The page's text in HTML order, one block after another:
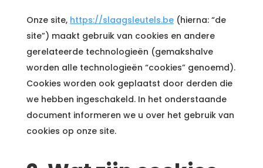
Onze site, https://slaagsleutels.be(hierna: “de
site”) maakt gebruik van cookies en andere
gerelateerde technologieën (gemakshalve
worden alle technologieën “cookies” genoemd).
Cookies worden ook geplaatst door derden die
we hebben ingeschakeld. In het onderstaande
document informeren we u over het gebruik van
cookies op onze site.